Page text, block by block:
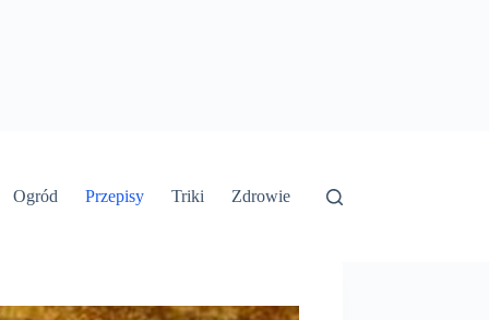
Ogród Przepisy Triki Zdrowie